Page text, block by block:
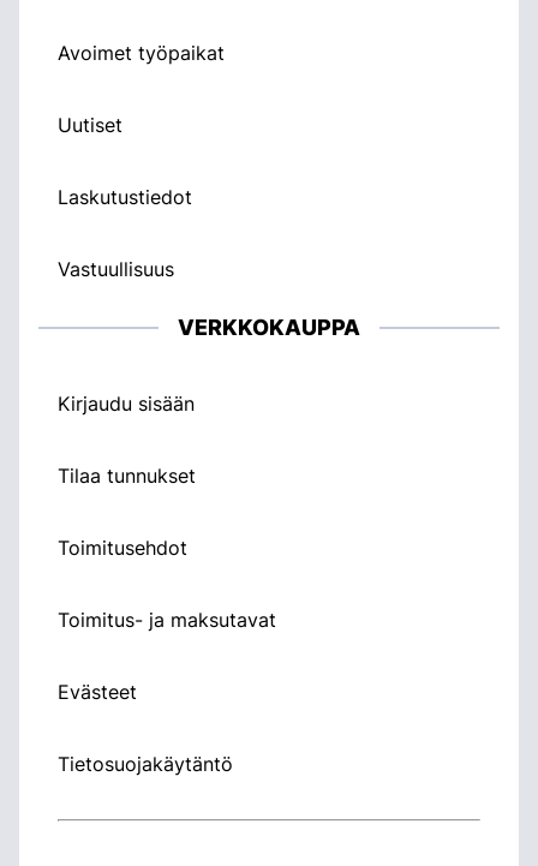
Avoimet työpaikat
Uutiset
Laskutustiedot
Vastuullisuus
VERKKOKAUPPA
Kirjaudu sisään
Tilaa tunnukset
Toimitusehdot
Toimitus- ja maksutavat
Evästeet
Tietosuojakäytäntö